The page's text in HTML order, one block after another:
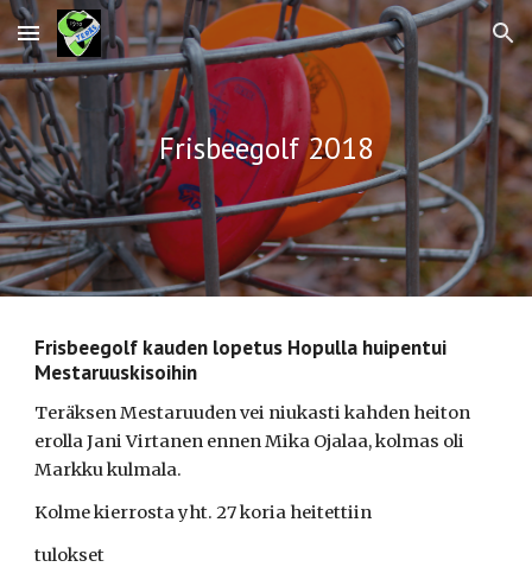
Skip to main content Skip to navigation
Frisbeegolf 2018
Frisbeegolf kauden lopetus Hopulla huipentui
Mestaruuskisoihin
Teräksen Mestaruuden vei niukasti kahden heiton
erolla Jani Virtanen ennen Mika Ojalaa, kolmas oli
Markku kulmala.
Kolme kierrosta yht. 27 koria heitettiin
tulokset